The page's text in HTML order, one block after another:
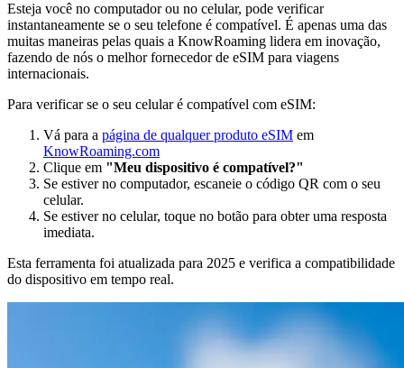
Esteja você no computador ou no celular, pode verificar
instantaneamente se o seu telefone é compatível. É apenas uma das
muitas maneiras pelas quais a KnowRoaming lidera em inovação,
fazendo de nós o melhor fornecedor de eSIM para viagens
internacionais.
Para verificar se o seu celular é compatível com eSIM:
Vá para a página de qualquer produto eSIM em
KnowRoaming.com
Clique em "Meu dispositivo é compatível?"
Se estiver no computador, escaneie o código QR com o seu
celular.
Se estiver no celular, toque no botão para obter uma resposta
imediata.
Esta ferramenta foi atualizada para 2025 e verifica a compatibilidade
do dispositivo em tempo real.